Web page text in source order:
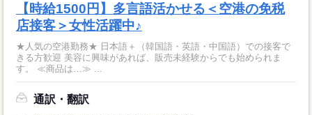
【時給1500円】多言語活かせる＜空港の免税
店接客＞女性活躍中♪
★人気の空港勤務★ 日本語＋（韓国語・英語・中国語）での接客で
きる方歓迎 美容に興味があれば、販売未経験からでも始められま
す。 ≪商品は…≫ ...
通訳・翻訳